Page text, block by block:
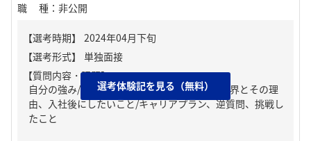
職種 ： 非公開
【質問内容・課題】
自分の強み/弱み、志望動機、就活の軸/志望業界とその理
由、入社後にしたいこと/キャリアプラン、逆質問、挑戦し
たこと
選考体験記を見る（無料）